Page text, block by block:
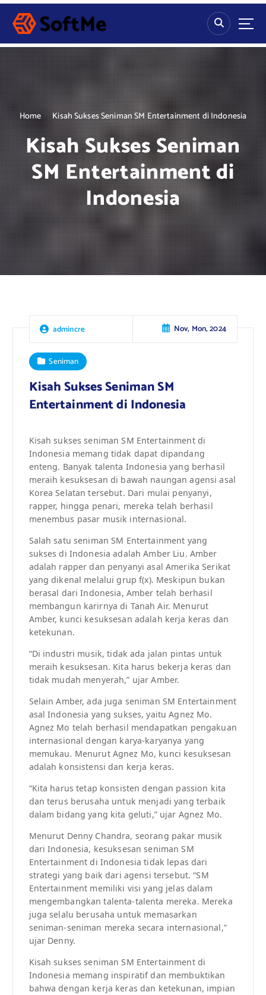
S
p
Home Kisah Sukses Seniman SM Entertainment di Indonesia
Kisah Sukses Seniman
SM Entertainment di
Indonesia
admincre Nov, Mon, 2024
Seniman
Kisah Sukses Seniman SM
Entertainment di Indonesia
Kisah sukses seniman SM Entertainment di
Indonesia memang tidak dapat dipandang
enteng. Banyak talenta Indonesia yang berhasil
meraih kesuksesan di bawah naungan agensi asal
Korea Selatan tersebut. Dari mulai penyanyi,
rapper, hingga penari, mereka telah berhasil
menembus pasar musik internasional.
Salah satu seniman SM Entertainment yang
sukses di Indonesia adalah Amber Liu. Amber
adalah rapper dan penyanyi asal Amerika Serikat
yang dikenal melalui grup f(x). Meskipun bukan
berasal dari Indonesia, Amber telah berhasil
membangun karirnya di Tanah Air. Menurut
Amber, kunci kesuksesan adalah kerja keras dan
ketekunan.
“Di industri musik, tidak ada jalan pintas untuk
meraih kesuksesan. Kita harus bekerja keras dan
tidak mudah menyerah,” ujar Amber.
Selain Amber, ada juga seniman SM Entertainment
asal Indonesia yang sukses, yaitu Agnez Mo.
Agnez Mo telah berhasil mendapatkan pengakuan
internasional dengan karya-karyanya yang
memukau. Menurut Agnez Mo, kunci kesuksesan
adalah konsistensi dan kerja keras.
“Kita harus tetap konsisten dengan passion kita
dan terus berusaha untuk menjadi yang terbaik
dalam bidang yang kita geluti,” ujar Agnez Mo.
Menurut Denny Chandra, seorang pakar musik
dari Indonesia, kesuksesan seniman SM
Entertainment di Indonesia tidak lepas dari
strategi yang baik dari agensi tersebut. “SM
Entertainment memiliki visi yang jelas dalam
mengembangkan talenta-talenta mereka. Mereka
juga selalu berusaha untuk memasarkan
seniman-seniman mereka secara internasional,”
ujar Denny.
Kisah sukses seniman SM Entertainment di
Indonesia memang inspiratif dan membuktikan
bahwa dengan kerja keras dan ketekunan, impian